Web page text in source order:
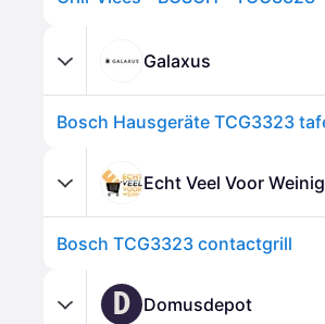
Galaxus
Echt Veel Voor Weinig
Bosch TCG3323 contactgrill
D Domusdepot